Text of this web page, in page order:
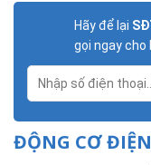
Hãy để lại
gọi ngay cho
ĐỘNG CƠ